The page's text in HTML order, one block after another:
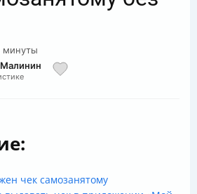
минуты
чек самозанятому